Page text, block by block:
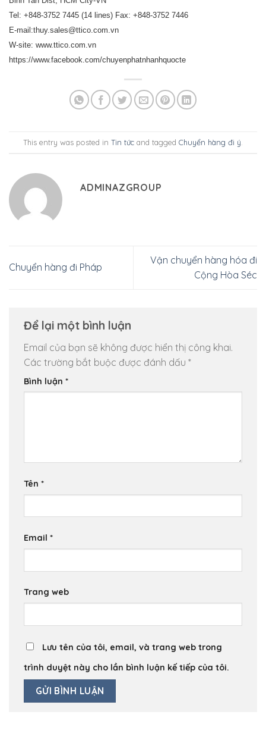
Tel: +848-3752 7445 (14 lines) Fax: +848-3752 7446
E-mail:thuy.sales@ttico.com.vn
W-site: www.ttico.com.vn
https://www.facebook.com/chuyenphatnhanhquocte
This entry was posted in Tin tức and tagged Chuyển hàng đi ý
ADMINAZGROUP
Chuyển hàng đi Pháp
Vận chuyển hàng hóa đi
Cộng Hòa Séc
Để lại một bình luận
Email của bạn sẽ không được hiển thị công khai.
Các trường bắt buộc được đánh dấu *
Bình luận *
Tên *
Email *
Trang web
Lưu tên của tôi, email, và trang web trong
trình duyệt này cho lần bình luận kế tiếp của tôi.